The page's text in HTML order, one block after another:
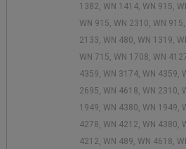
1382, WN 1414, WN 915,
WN 915, WN 2310, WN
2133, WN 480, WN 1319,
WN 715, WN 1708, WN
4359, WN 3174, WN 4359,
2695, WN 4618, WN 2310,
1949, WN 4380, WN 1949,
4278, WN 4212, WN 4380,
4212, WN 489, WN 4618,